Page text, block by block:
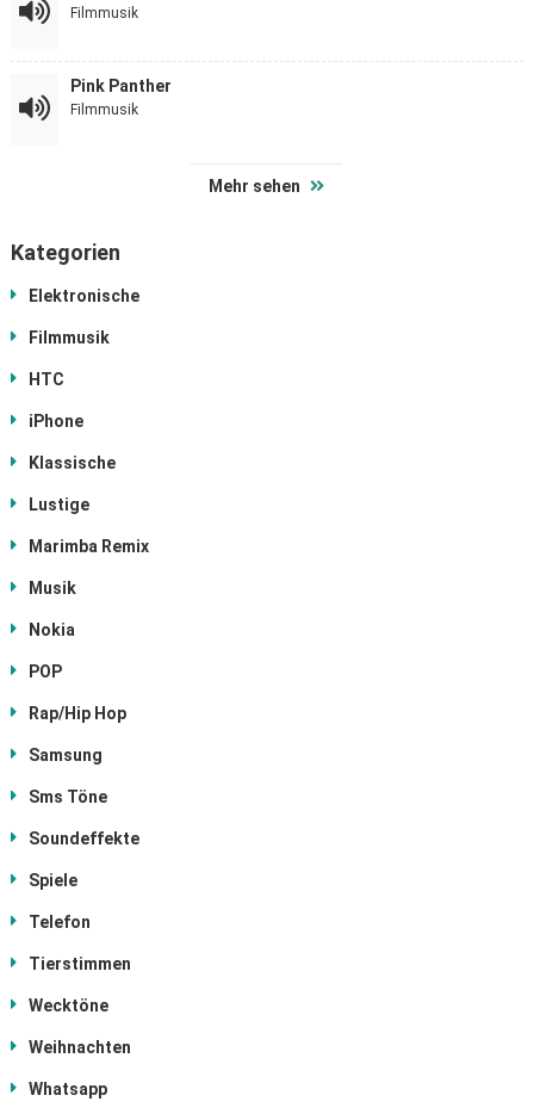
Filmmusik
Pink Panther
Filmmusik
Mehr sehen
Kategorien
Elektronische
Filmmusik
HTC
iPhone
Klassische
Lustige
Marimba Remix
Musik
Nokia
POP
Rap/Hip Hop
Samsung
Sms Töne
Soundeffekte
Spiele
Telefon
Tierstimmen
Wecktöne
Weihnachten
Whatsapp